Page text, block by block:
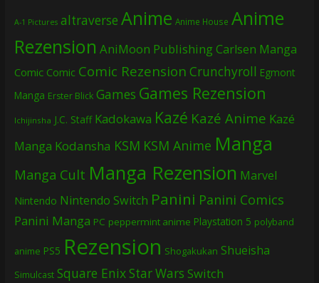
A-1 Pictures altraverse Anime Anime House Anime
Rezension AniMoon PublishingCarlsen Manga
Comic Comic Comic Rezension Crunchyroll Egmont
Manga Erster Blick Games Games Rezension
Ichijinsha J.C. Staff Kadokawa Kazé Kazé Anime Kazé
Manga Kodansha KSM KSM Anime Manga
Manga Cult Manga Rezension Marvel
Nintendo Nintendo Switch Panini Panini Comics
Panini Manga PC peppermint anime Playstation 5 polyband
anime PS5 Rezension Shogakukan Shueisha
Simulcast Square EnixStar Wars Switch